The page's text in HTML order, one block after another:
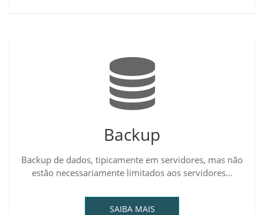
Backup
Backup de dados, tipicamente em servidores, mas não
estão necessariamente limitados aos servidores...
SAIBA MAIS